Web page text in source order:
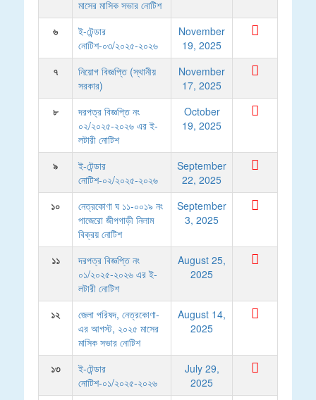
মাসের মাসিক সভার নোটিশ
৬
ই-টেন্ডার
নোটিশ-০৩/২০২৫-২০২৬
November
19, 2025
৭
নিয়োগ বিজ্ঞপ্তি (স্থানীয়
সরকার)
November
17, 2025
৮
দরপত্র বিজ্ঞপ্তি নং
০২/২০২৫-২০২৬ এর ই-
লটারী নোটিশ
October
19, 2025
৯
ই-টেন্ডার
নোটিশ-০২/২০২৫-২০২৬
September
22, 2025
১০
নেত্রকোণা ঘ ১১-০০১৯ নং
পাজেরো জীপগাড়ী নিলাম
বিক্রয় নোটিশ
September
3, 2025
১১
দরপত্র বিজ্ঞপ্তি নং
০১/২০২৫-২০২৬ এর ই-
লটারী নোটিশ
August 25,
2025
১২
জেলা পরিষদ, নেত্রকোণা-
এর আগস্ট, ২০২৫ মাসের
মাসিক সভার নোটিশ
August 14,
2025
১৩
ই-টেন্ডার
নোটিশ-০১/২০২৫-২০২৬
July 29,
2025